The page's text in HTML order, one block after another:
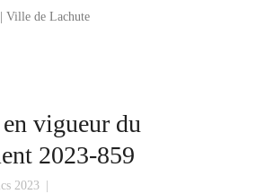
vigueur du
2023-859
2023